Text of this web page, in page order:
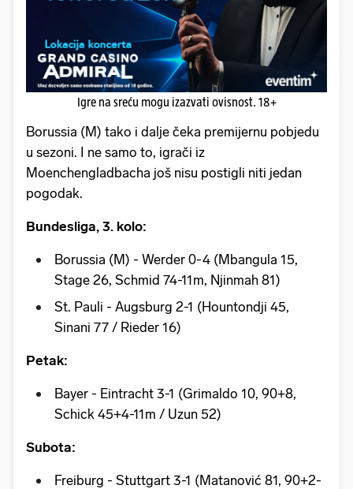
Igre na sreću mogu izazvati ovisnost. 18+
Borussia (M) tako i dalje čeka premijernu pobjedu
u sezoni. I ne samo to, igrači iz
Moenchengladbacha još nisu postigli niti jedan
pogodak.
Bundesliga, 3. kolo:
Borussia (M) - Werder 0-4 (Mbangula 15,
Stage 26, Schmid 74-11m, Njinmah 81)
St. Pauli - Augsburg 2-1 (Hountondji 45,
Sinani 77 / Rieder 16)
Petak:
Bayer - Eintracht 3-1 (Grimaldo 10, 90+8,
Schick 45+4-11m / Uzun 52)
Subota:
Freiburg - Stuttgart 3-1 (Matanović 81, 90+2-